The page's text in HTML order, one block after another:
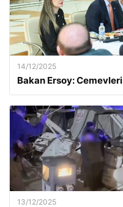
14/12/2025
Bakan Ersoy:
13/12/2025